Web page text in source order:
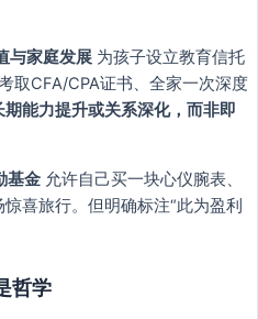
与家庭发展 为孩子设立教育信托
取CFA/CPA证书、全家一次深度
能力提升或关系深化，而非即
基金 允许自己买一块心仪腕表、
喜旅行。但明确标注“此为盈利
哲学